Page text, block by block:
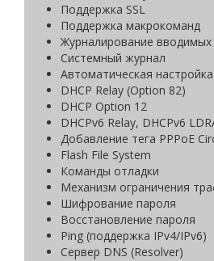
Поддержка SSL
Поддержка макрокоманд
Журналирование
Системный журнал
Автоматическая
DHCP Relay (Option 82)
DHCP Option 12
DHCPv6 Relay, DHCPv6
Добавление тега PPPoE
Flash File System
Команды отладки
Механизм ограничения
Шифрование пароля
Восстановление пароля
Ping (поддержка IPv4/IPv6)
Сервер DNS (Resolver)